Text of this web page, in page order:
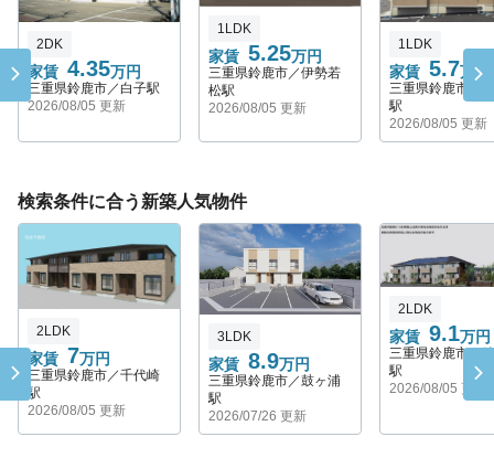
2DK
家賃 4.35万円
三重県鈴鹿市／白子駅
2026/08/05 更新
1LDK
家賃 5.25万円
三重県鈴鹿市／伊勢若
松駅
2026/08/05 更新
1LDK
家賃 5.7万円
三重県鈴鹿市／
駅
2026/08/05 更新
検索条件に合う新築人気物件
2LDK
家賃 7万円
三重県鈴鹿市／千代崎
駅
2026/08/05 更新
3LDK
家賃 8.9万円
三重県鈴鹿市／鼓ヶ浦
駅
2026/07/26 更新
2LDK
家賃 9.1万円
三重県鈴鹿市／
駅
2026/08/05 更新